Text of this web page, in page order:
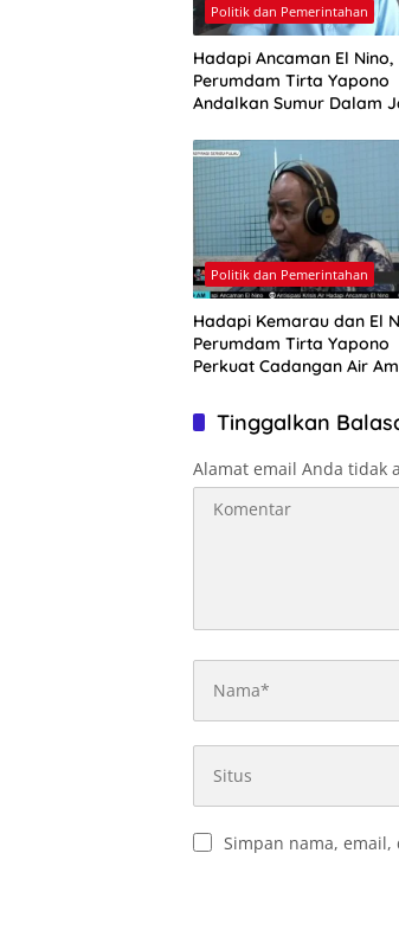
Politik dan Pemerintahan
Hadapi Ancaman El Nino,
Perumdam Tirta Yapono
Andalkan Sumur Dalam
Politik dan Pemerintahan
Hadapi Kemarau dan El
Perumdam Tirta Yapono
Perkuat Cadangan Air
Tinggalkan
Alamat email Anda tidak
Simpan nama,